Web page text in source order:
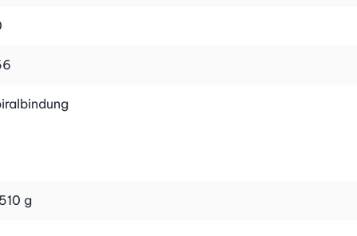
wie du deinen Alltag darmfreundlich gestaltest und
Für eine gesunde Verdauung und nachhaltiges
510 g